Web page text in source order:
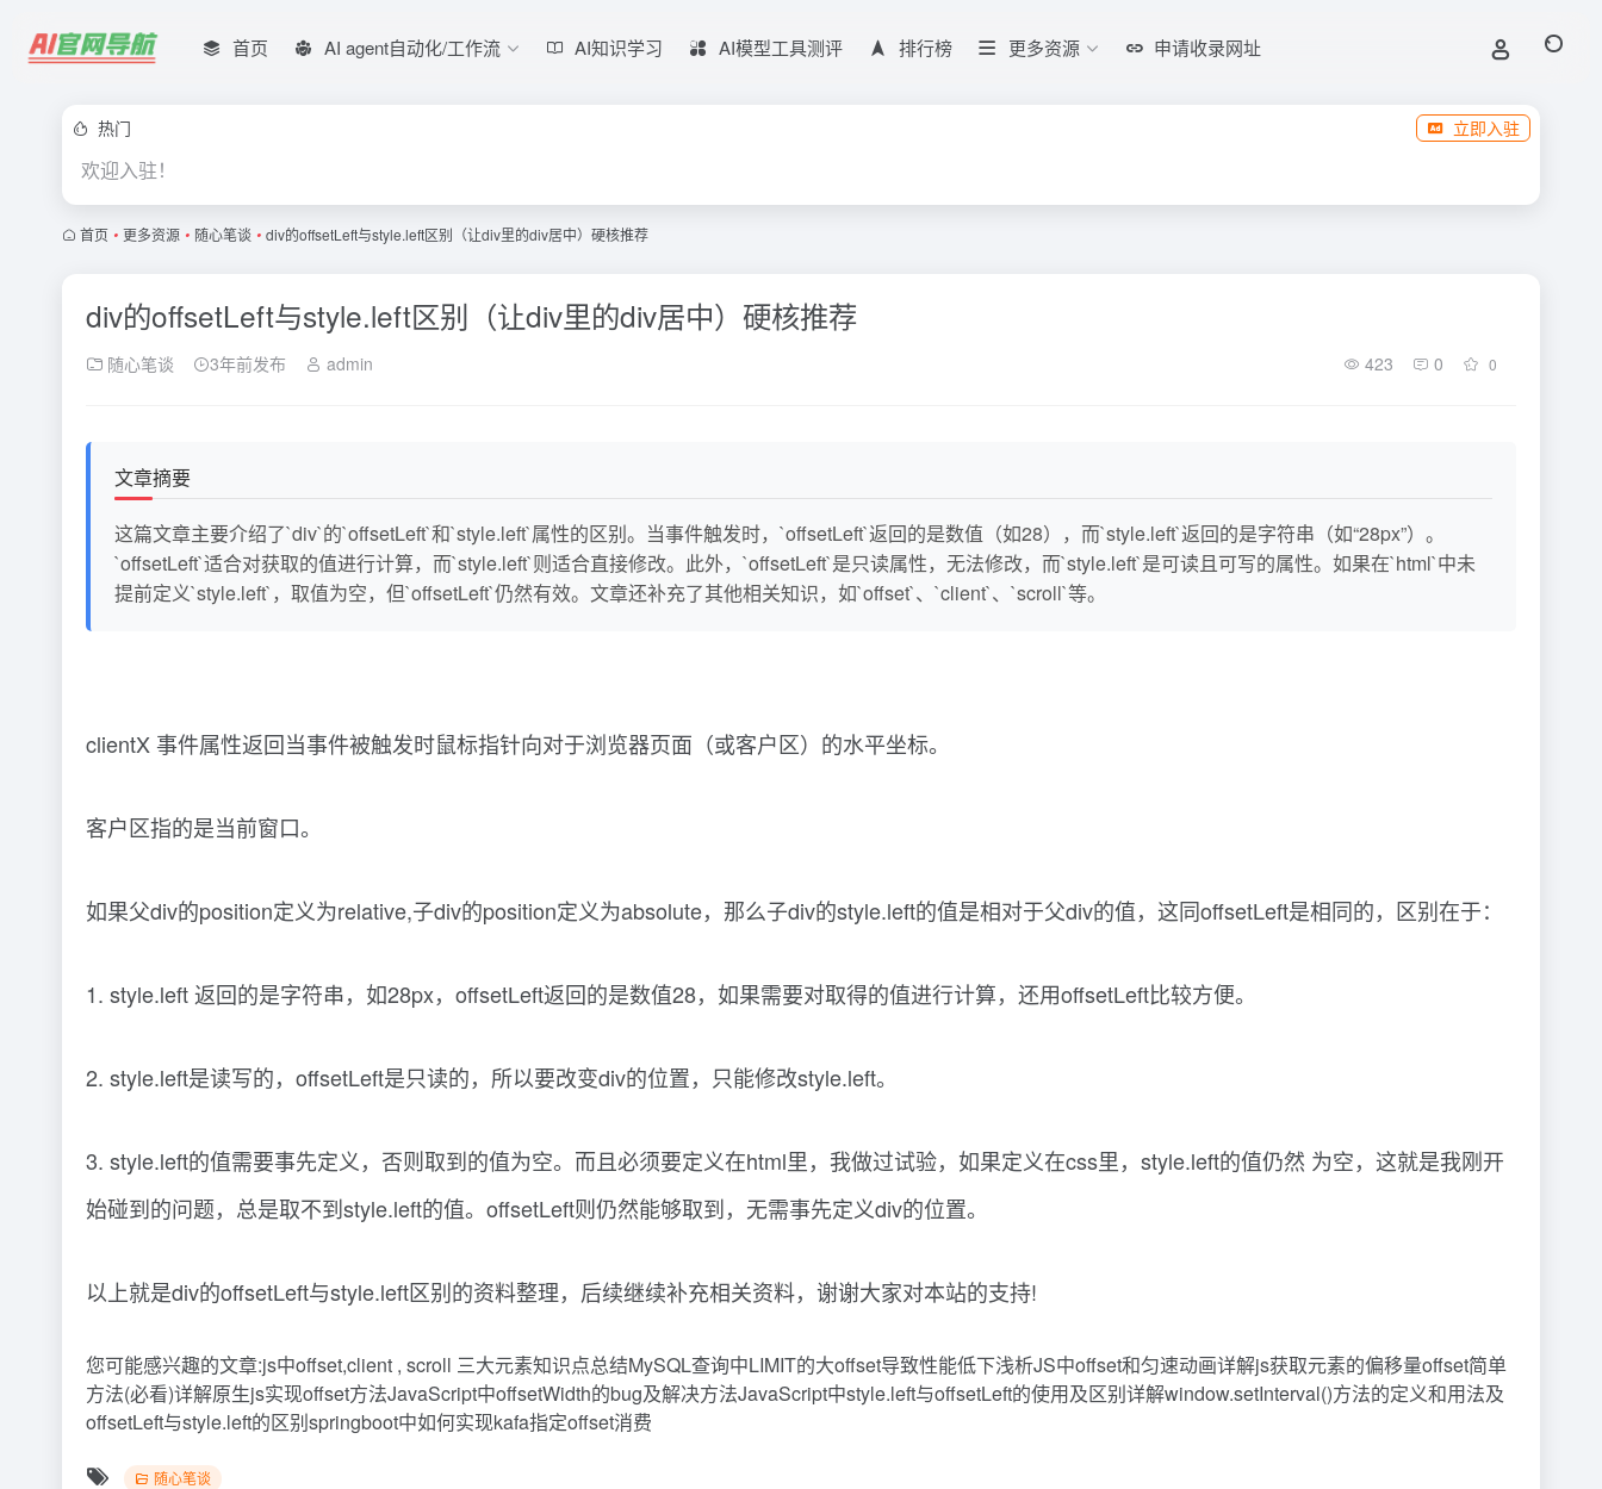
首页 AI agent自动化/工作流 AI知识学习 AI模型工具测评 排行榜 更多资源 申请收录网址
热门 立即入驻
欢迎入驻！
首页 • 更多资源 • 随心笔谈 • div的offsetLeft与style.left区别（让div里的div居中）硬核推荐
div的offsetLeft与style.left区别（让div里的div居中）硬核推荐
随心笔谈 3年前发布 admin 423 0 0
文章摘要
这篇文章主要介绍了`div`的`offsetLeft`和`style.left`属性的区别。当事件触发时，`offsetLeft`返回的是数值（如28），而`style.left`返回的是字符串（如“28px”）。
`offsetLeft`适合对获取的值进行计算，而`style.left`则适合直接修改。此外，`offsetLeft`是只读属性，无法修改，而`style.left`是可读且可写的属性。如果在`html`中未
提前定义`style.left`，取值为空，但`offsetLeft`仍然有效。文章还补充了其他相关知识，如`offset`、`client`、`scroll`等。
clientX 事件属性返回当事件被触发时鼠标指针向对于浏览器页面（或客户区）的水平坐标。
客户区指的是当前窗口。
如果父div的position定义为relative,子div的position定义为absolute，那么子div的style.left的值是相对于父div的值，这同offsetLeft是相同的，区别在于：
1. style.left 返回的是字符串，如28px，offsetLeft返回的是数值28，如果需要对取得的值进行计算，还用offsetLeft比较方便。
2. style.left是读写的，offsetLeft是只读的，所以要改变div的位置，只能修改style.left。
3. style.left的值需要事先定义，否则取到的值为空。而且必须要定义在html里，我做过试验，如果定义在css里，style.left的值仍然 为空，这就是我刚开
始碰到的问题，总是取不到style.left的值。offsetLeft则仍然能够取到，无需事先定义div的位置。
以上就是div的offsetLeft与style.left区别的资料整理，后续继续补充相关资料，谢谢大家对本站的支持!
您可能感兴趣的文章:js中offset,client , scroll 三大元素知识点总结MySQL查询中LIMIT的大offset导致性能低下浅析JS中offset和匀速动画详解js获取元素的偏移量offset简单
方法(必看)详解原生js实现offset方法JavaScript中offsetWidth的bug及解决方法JavaScript中style.left与offsetLeft的使用及区别详解window.setInterval()方法的定义和用法及
offsetLeft与style.left的区别springboot中如何实现kafa指定offset消费
随心笔谈